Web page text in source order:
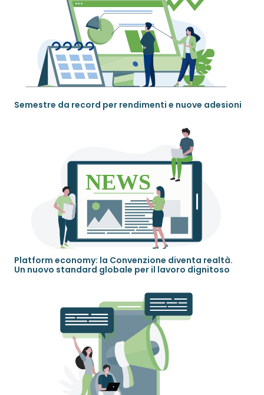
Semestre da record per rendimenti e nuove adesioni
Platform economy: la Convenzione diventa realtà.
Un nuovo standard globale per il lavoro dignitoso